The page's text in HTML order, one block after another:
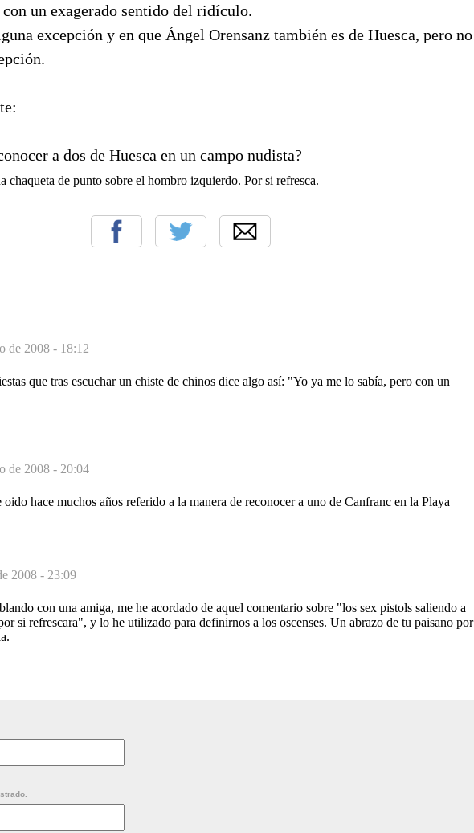
un exagerado sentido del ridículo.
excepción y en que Ángel Orensanz también es de Huesca, pero no
a dos de Huesca en un campo nudista?
chaqueta de punto sobre el hombro izquierdo. Por si refresca.
de 2008 - 18:12
que tras escuchar un chiste de chinos dice algo así: "Yo ya me lo sabía, pero con un
de 2008 - 20:04
oido hace muchos años referido a la manera de reconocer a uno de Canfranc en la Playa
2008 - 23:09
con una amiga, me he acordado de aquel comentario sobre "los sex pistols saliendo a
si refrescara", y lo he utilizado para definirnos a los oscenses. Un abrazo de tu paisano por